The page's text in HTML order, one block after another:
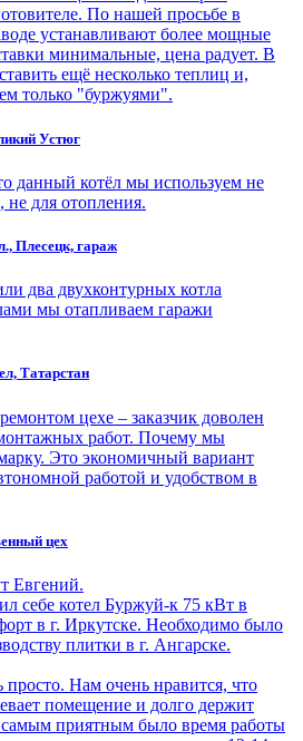
По нашей просьбе в
устанавливают более мощные
минимальные, цена радует. В
ещё несколько теплиц и,
только "буржуями".
Устюг
данный котёл мы используем не
для отопления.
Плесецк, гараж
два двухконтурных котла
мы отапливаем гаражи
Татарстан
цехе – заказчик доволен
работ. Почему мы
Это экономичный вариант
работой и удобством в
цех
Евгений.
себе котел Буржуй-к 75 кВт в
в г. Иркутске. Необходимо было
плитки в г. Ангарске.
просто. Нам очень нравится, что
помещение и долго держит
приятным было время работы